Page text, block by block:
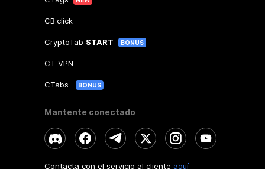
CB.click
CryptoTab START BONUS
CT VPN
CTabs BONUS
Mantente conectado
Contacta con el servicio al cliente aquí